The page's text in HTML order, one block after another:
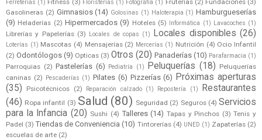
Ferreterías (1) Fitness (3) Floristerías (1) Fotografía (1) Fruterías (2) Fundaciones (3)
Gasolineras (2) Gimnasios (14) Golosinas (1) Haloterapia (1) Hamburgueserías
(9) Heladerías (2) Hipermercados (9) Hoteles (5) Informática (1) Lavacoches (1)
Librerías y Papelerías (3) Locales de copas (1) Locales disponibles (26)
Loterías (1) Mascotas (4) Mensajerías (2) Mercerías (1) Nutrición (4) Ocio Infantil
(2) Odontólogos (9) Opticas (3) Otros (20) Panaderías (10) Parafarmacia (1)
Parroquias (2) Pastelerías (6) Pediatría (1) Peluquerías (18) Peluquerías
caninas (2) Pescaderías (1) Pilates (6) Pizzerías (6) Próximas aperturas
(35)
Psicotécnicos (2) Reparación calzado (1) Repostería (1)
Restaurantes
(46) Ropa infantil (3) Salud (80) Seguridad (2) Seguros (4) Servicios
para la Infancia (20) Sushi (4) Talleres (14) Tapas y Pinchos (3) Tenis y
Padel (3) Tiendas de Conveniencia (10) Tintorerías (4) UNED (1) Zapaterías (2)
escuelas de arte (2)